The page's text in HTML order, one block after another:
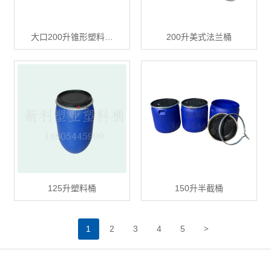
大口200升锥形塑料… 200升美式法兰桶
125升塑料桶 150升半截桶
1 2 3 4 5 >